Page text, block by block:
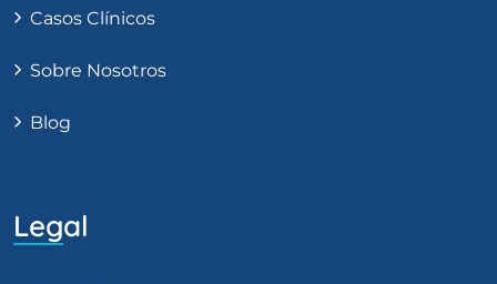
Casos Clínicos
Sobre Nosotros
Blog
Legal